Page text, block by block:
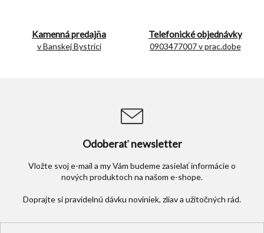
Kamenná predajňa
v Banskej Bystrici
Telefonické objednávky
0903477007 v prac.dobe
Odoberať newsletter
Vložte svoj e-mail a my Vám budeme zasielať informácie o
nových produktoch na našom e-shope.